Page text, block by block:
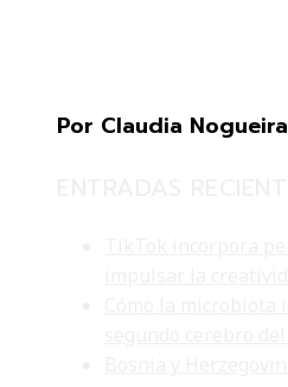
Por Claudia Nogueira